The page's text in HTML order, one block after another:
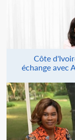
Côte
échange avec